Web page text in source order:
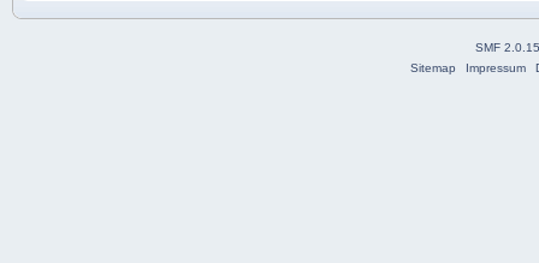
SMF
Sitemap
Impressum